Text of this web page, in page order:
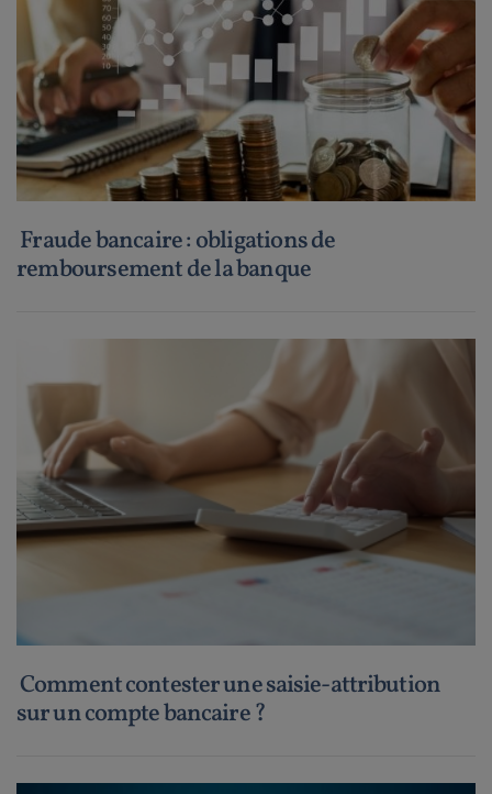
Fraude bancaire : obligations de
remboursement de la banque
Comment contester une saisie-attribution
sur un compte bancaire ?